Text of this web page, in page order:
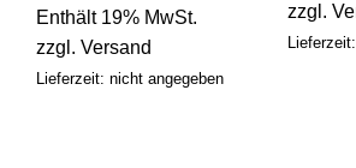
Enthält 19% MwSt.
zzgl. Versand
Lieferzeit: nicht angegeben
zzgl.